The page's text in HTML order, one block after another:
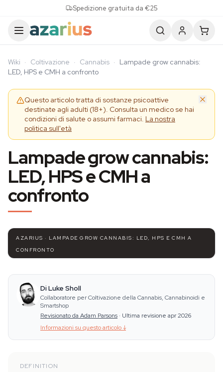
Spedizione gratuita da €25
Wiki · Coltivazione · Cannabis · Lampade grow cannabis:
LED, HPS e CMH a confronto
Questo articolo tratta di sostanze psicoattive
destinate agli adulti (18+). Consulta un medico se hai
condizioni di salute o assumi farmaci. La nostra
politica sull'età
Lampade grow cannabis:
LED, HPS e CMH a
confronto
AZARIUS · LAMPADE GROW CANNABIS: LED, HPS E CMH A
CONFRONTO
Di Luke Sholl
Collaboratore per Coltivazione della Cannabis, Cannabinoidi e
Smartshop
Revisionato da Adam Parsons · Ultima revisione apr 2026
Informazioni su questo articolo↓
DEFINITION